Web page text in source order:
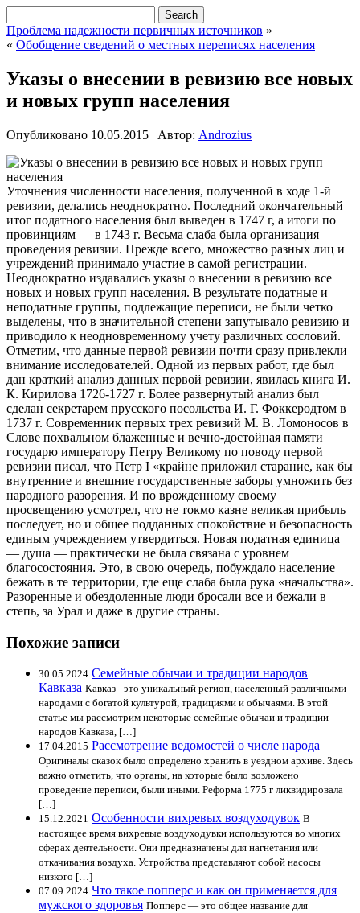
Проблема надежности первичных источников »
« Обобщение сведений о местных переписях населения
Указы о внесении в ревизию все новых
и новых групп населения
Опубликовано 10.05.2015 | Автор: Androzius
Уточнения численности населения, полученной в ходе 1-й
ревизии, делались неоднократно. Последний окончательный
итог податного населения был выведен в 1747 г, а итоги по
провинциям — в 1743 г. Весьма слаба была организация
проведения ревизии. Прежде всего, множество разных лиц и
учреждений принимало участие в самой регистрации.
Неоднократно издавались указы о внесении в ревизию все
новых и новых групп населения. В результате податные и
неподатные группы, подлежащие переписи, не были четко
выделены, что в значительной степени запутывало ревизию и
приводило к неодновременному учету различных сословий.
Отметим, что данные первой ревизии почти сразу привлекли
внимание исследователей. Одной из первых работ, где был
дан краткий анализ данных первой ревизии, явилась книга И.
К. Кирилова 1726-1727 г. Более развернутый анализ был
сделан секретарем прусского посольства И. Г. Фоккеродтом в
1737 г. Современник первых трех ревизий М. В. Ломоносов в
Слове похвальном блаженные и вечно-достойная памяти
государю императору Петру Великому по поводу первой
ревизии писал, что Петр I «крайне приложил старание, как бы
внутренние и внешние государственные заборы умножить без
народного разорения. И по врожденному своему
просвещению усмотрел, что не токмо казне великая прибыль
последует, но и общее подданных спокойствие и безопасность
единым учреждением утвердиться. Новая податная единица
— душа — практически не была связана с уровнем
благосостояния. Это, в свою очередь, побуждало население
бежать в те территории, где еще слаба была рука «начальства».
Разоренные и обездоленные люди бросали все и бежали в
степь, за Урал и даже в другие страны.
Похожие записи
30.05.2024 Семейные обычаи и традиции народов
Кавказа Кавказ - это уникальный регион, населенный различными
народами с богатой культурой, традициями и обычаями. В этой
статье мы рассмотрим некоторые семейные обычаи и традиции
народов Кавказа, […]
17.04.2015 Рассмотрение ведомостей о числе народа
Оригиналы сказок было определено хранить в уездном архиве. Здесь
важно отметить, что органы, на которые было возложено
проведение переписи, были иными. Реформа 1775 г ликвидировала
[…]
15.12.2021 Особенности вихревых воздуходувок В
настоящее время вихревые воздуходувки используются во многих
сферах деятельности. Они предназначены для нагнетания или
откачивания воздуха. Устройства представляют собой насосы
низкого […]
07.09.2024 Что такое попперс и как он применяется для
мужского здоровья Попперс — это общее название для